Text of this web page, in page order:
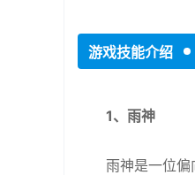
游戏技能介绍
1、雨神
雨神是一位偏